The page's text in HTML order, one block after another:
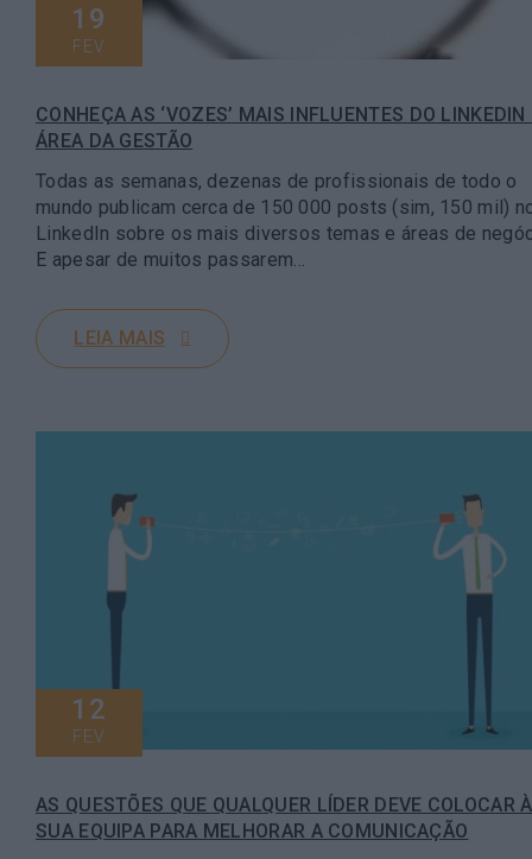
19
FEV
CONHEÇA AS ‘VOZES’ MAIS INFLUENTES DO LINKEDIN
ÁREA DA GESTÃO
Todas as semanas, dezenas de profissionais de todo o
mundo publicam cerca de 150 000 posts (sim, 150 mil)
LinkedIn sobre os mais diversos temas e áreas de
E apesar de muitos passarem…
LEIA MAIS
12
FEV
AS QUESTÕES QUE QUALQUER LÍDER DEVE COLOCAR À
SUA EQUIPA PARA MELHORAR A COMUNICAÇÃO